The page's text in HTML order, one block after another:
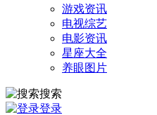
游戏资讯
电视综艺
电影资讯
星座大全
养眼图片
搜索
登录